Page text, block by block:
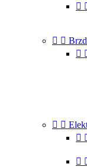

 

 

